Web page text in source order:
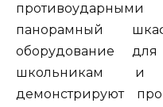
панорамный
оборудование
школьникам и
демонстрируют